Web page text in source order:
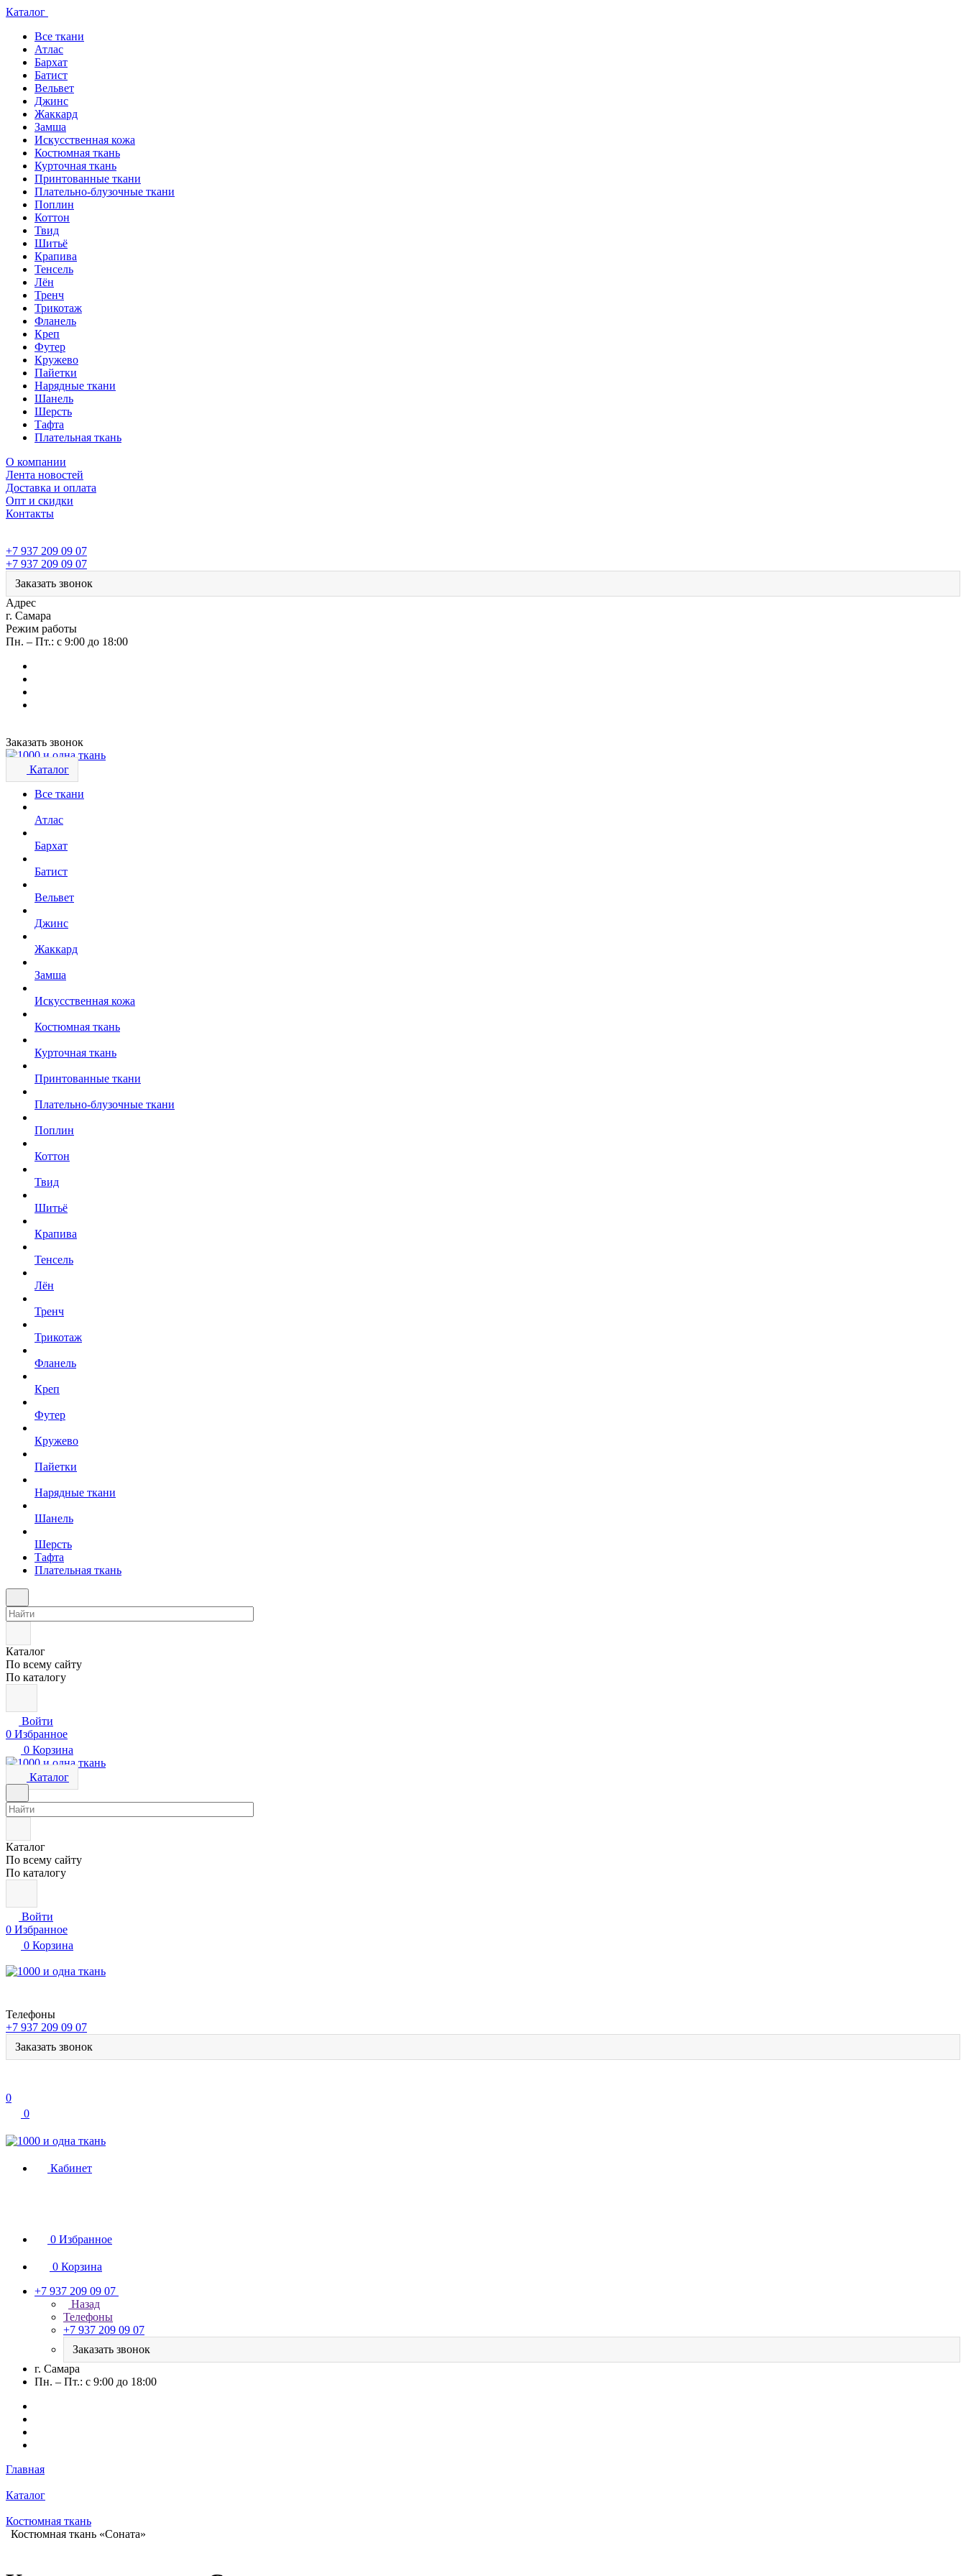
Каталог
Все ткани
Атлас
Бархат
Батист
Вельвет
Джинс
Жаккард
Замша
Искусственная кожа
Костюмная ткань
Курточная ткань
Принтованные ткани
Плательно-блузочные ткани
Поплин
Коттон
Твид
Шитьё
Крапива
Тенсель
Лён
Тренч
Трикотаж
Фланель
Креп
Футер
Кружево
Пайетки
Нарядные ткани
Шанель
Шерсть
Тафта
Плательная ткань
О компании
Лента новостей
Доставка и оплата
Опт и скидки
Контакты
+7 937 209 09 07
+7 937 209 09 07
Заказать звонок
Адрес
г. Самара
Режим работы
Пн. – Пт.: с 9:00 до 18:00
Заказать звонок
Каталог
Все ткани
Атлас
Бархат
Батист
Вельвет
Джинс
Жаккард
Замша
Искусственная кожа
Костюмная ткань
Курточная ткань
Принтованные ткани
Плательно-блузочные ткани
Поплин
Коттон
Твид
Шитьё
Крапива
Тенсель
Лён
Тренч
Трикотаж
Фланель
Креп
Футер
Кружево
Пайетки
Нарядные ткани
Шанель
Шерсть
Тафта
Плательная ткань
Каталог
По всему сайту
По каталогу
Войти
0 Избранное
0 Корзина
Каталог
Каталог
По всему сайту
По каталогу
Войти
0 Избранное
0 Корзина
Телефоны
+7 937 209 09 07
Заказать звонок
0
0
Кабинет
0 Избранное
0 Корзина
+7 937 209 09 07
Назад
Телефоны
+7 937 209 09 07
Заказать звонок
г. Самара
Пн. – Пт.: с 9:00 до 18:00
Главная
Каталог
Костюмная ткань
Костюмная ткань «Соната»